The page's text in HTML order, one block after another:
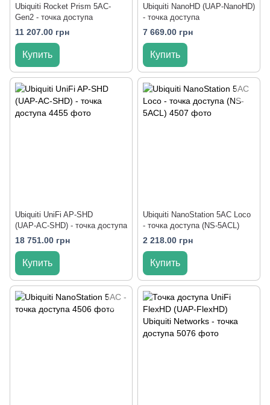
Ubiquiti Rocket Prism 5AC-
Gen2 - точка доступа
11 207.00 грн
Купить
Ubiquiti NanoHD (UAP-NanoHD)
- точка доступа
7 669.00 грн
Купить
Ubiquiti UniFi AP-SHD
(UAP‑AC‑SHD) - точка доступа
18 751.00 грн
Купить
Ubiquiti NanoStation 5AC Loco
- точка доступа (NS-5ACL)
2 218.00 грн
Купить